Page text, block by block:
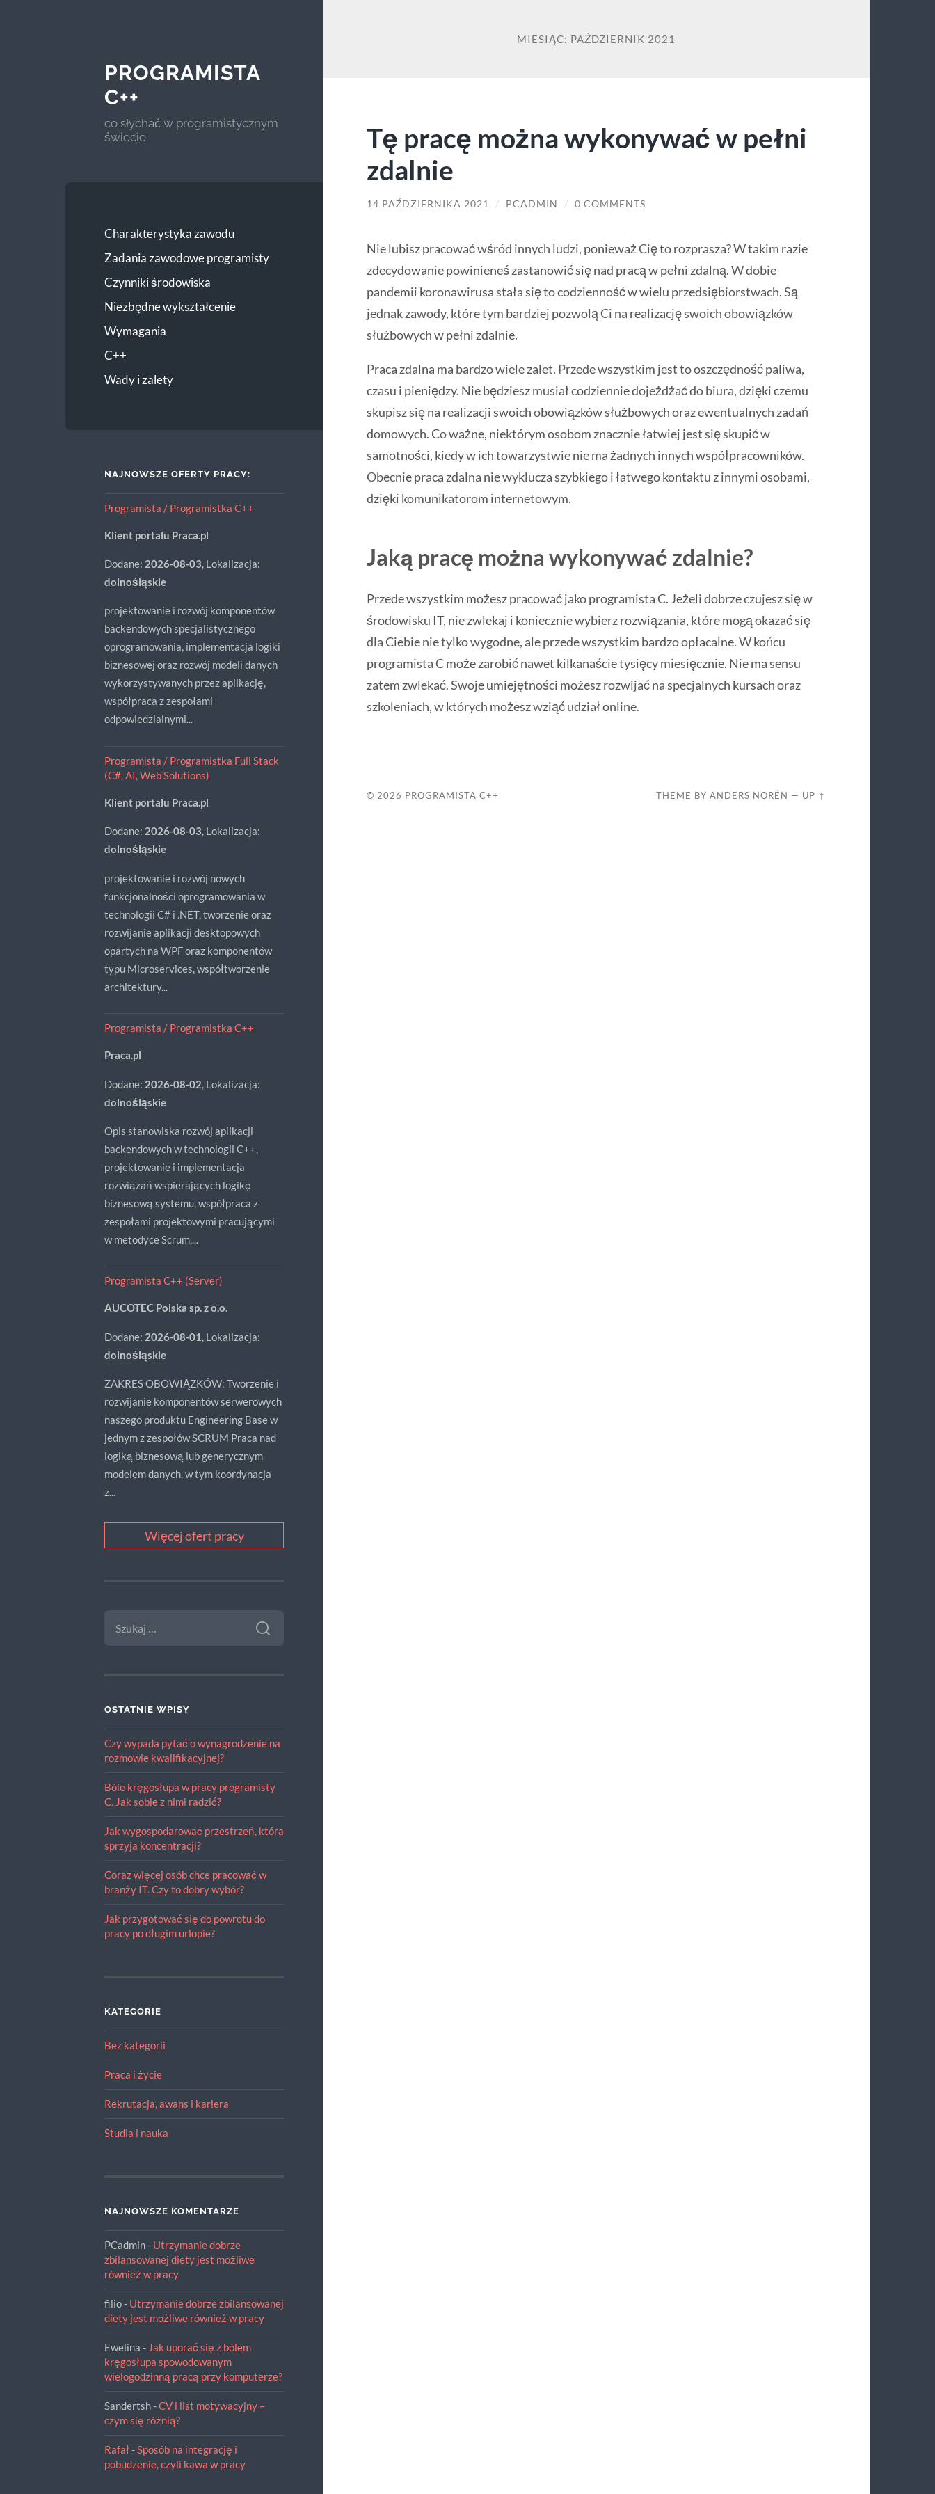
PROGRAMISTA
C++
co słychać w programistycznym
świecie
Charakterystyka zawodu
Zadania zawodowe programisty
Czynniki środowiska
Niezbędne wykształcenie
Wymagania
C++
Wady i zalety
NAJNOWSZE OFERTY PRACY:
Programista / Programistka C++
Klient portalu Praca.pl
Dodane: 2026-08-03, Lokalizacja:
dolnośląskie
projektowanie i rozwój komponentów
backendowych specjalistycznego
oprogramowania, implementacja logiki
biznesowej oraz rozwój modeli danych
wykorzystywanych przez aplikację,
współpraca z zespołami
odpowiedzialnymi...
Programista / Programistka Full Stack
(C#, AI, Web Solutions)
Klient portalu Praca.pl
Dodane: 2026-08-03, Lokalizacja:
dolnośląskie
projektowanie i rozwój nowych
funkcjonalności oprogramowania w
technologii C# i .NET, tworzenie oraz
rozwijanie aplikacji desktopowych
opartych na WPF oraz komponentów
typu Microservices, współtworzenie
architektury...
Programista / Programistka C++
Praca.pl
Dodane: 2026-08-02 , Lokalizacja:
dolnośląskie
Opis stanowiska rozwój aplikacji
backendowych w technologii C++,
projektowanie i implementacja
rozwiązań wspierających logikę
biznesową systemu, współpraca z
zespołami projektowymi pracującymi
w metodyce Scrum,...
Programista C++ (Server)
AUCOTEC Polska sp. z o.o.
Dodane: 2026-08-01, Lokalizacja:
dolnośląskie
ZAKRES OBOWIĄZKÓW: Tworzenie i
rozwijanie komponentów serwerowych
naszego produktu Engineering Base w
jednym z zespołów SCRUM Praca nad
logiką biznesową lub generycznym
modelem danych, w tym koordynacja
z...
Więcej ofert pracy
OSTATNIE WPISY
Czy wypada pytać o wynagrodzenie na
rozmowie kwalifikacyjnej?
Bóle kręgosłupa w pracy programisty
C. Jak sobie z nimi radzić?
Jak wygospodarować przestrzeń, która
sprzyja koncentracji?
Coraz więcej osób chce pracować w
branży IT. Czy to dobry wybór?
Jak przygotować się do powrotu do
pracy po długim urlopie?
KATEGORIE
Bez kategorii
Praca i życie
Rekrutacja, awans i kariera
Studia i nauka
NAJNOWSZE KOMENTARZE
PCadmin- Utrzymanie dobrze
zbilansowanej diety jest możliwe
również w pracy
filio- Utrzymanie dobrze zbilansowanej
diety jest możliwe również w pracy
Ewelina - Jak uporać się z bólem
kręgosłupa spowodowanym
wielogodzinną pracą przy komputerze?
Sandertsh-CV i list motywacyjny –
czym się różnią?
Rafał -Sposób na integrację i
pobudzenie, czyli kawa w pracy
MIESIĄC: PAŹDZIERNIK 2021
Tę pracę można wykonywać w pełni
zdalnie
14 PAŹDZIERNIKA 2021 / PCADMIN / 0 COMMENTS
Nie lubisz pracować wśród innych ludzi, ponieważ Cię to rozprasza? W takim razie
zdecydowanie powinieneś zastanowić się nad pracą w pełni zdalną. W dobie
pandemii koronawirusa stała się to codzienność w wielu przedsiębiorstwach. Są
jednak zawody, które tym bardziej pozwolą Ci na realizację swoich obowiązków
służbowych w pełni zdalnie.
Praca zdalna ma bardzo wiele zalet. Przede wszystkim jest to oszczędność paliwa,
czasu i pieniędzy. Nie będziesz musiał codziennie dojeżdżać do biura, dzięki czemu
skupisz się na realizacji swoich obowiązków służbowych oraz ewentualnych zadań
domowych. Co ważne, niektórym osobom znacznie łatwiej jest się skupić w
samotności, kiedy w ich towarzystwie nie ma żadnych innych współpracowników.
Obecnie praca zdalna nie wyklucza szybkiego i łatwego kontaktu z innymi osobami,
dzięki komunikatorom internetowym.
Jaką pracę można wykonywać zdalnie?
Przede wszystkim możesz pracować jako programista C. Jeżeli dobrze czujesz się w
środowisku IT, nie zwlekaj i koniecznie wybierz rozwiązania, które mogą okazać się
dla Ciebie nie tylko wygodne, ale przede wszystkim bardzo opłacalne. W końcu
programista C może zarobić nawet kilkanaście tysięcy miesięcznie. Nie ma sensu
zatem zwlekać. Swoje umiejętności możesz rozwijać na specjalnych kursach oraz
szkoleniach, w których możesz wziąć udział online.
© 2026 PROGRAMISTA C++ THEME BYANDERS NORÉN — UP ↑